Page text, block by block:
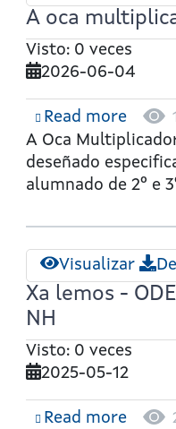
A oca
Visto: 0 veces
2026-06-04
Read moreabout
A
oca
A Oca
deseñado
alumnado de 2º e
Visualizar
Xa lemos -
NH
Visto: 0 veces
2025-05-12
Read moreabout